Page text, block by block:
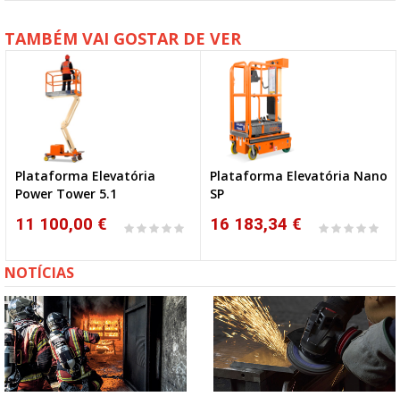
TAMBÉM VAI GOSTAR DE VER
Plataforma Elevatória
Power Tower 5.1
11 100,00 €
Plataforma Elevatória Nano
SP
16 183,34 €
NOTÍCIAS